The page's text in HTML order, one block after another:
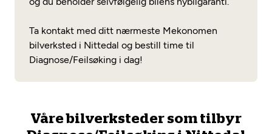
Mekonomen Bilkonto
Les mer
Ta kontakt med ditt nærmeste Mekonomen
bilverksted i Nittedal og bestill time til
Diagnose/Feilsøking i dag!
Våre bilverksteder som tilbyr